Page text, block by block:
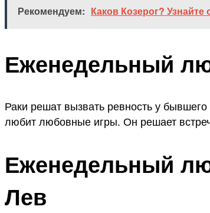
Рекомендуем: Каков Козерог?
Еженедельный
Раки решат вызвать ревность у
любит любовные игры. Он решает
Еженедельный
Лев